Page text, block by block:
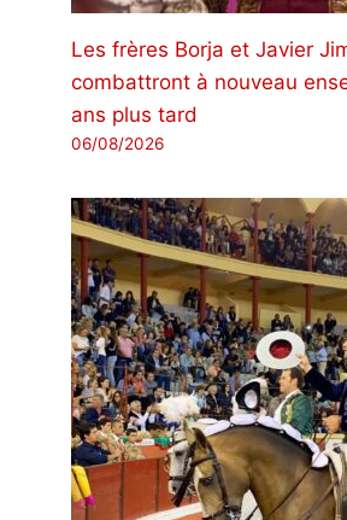
Les frères Borja et Javier
combattront à nouveau
ans plus tard
06/08/2026